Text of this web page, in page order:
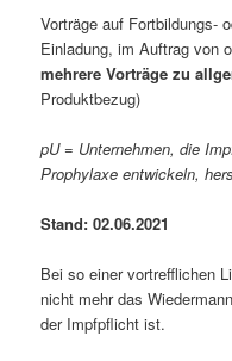
Vorträge auf Fortbildungs-
Einladung, im Auftrag von
mehrere Vorträge zu
Produktbezug)
pU = Unternehmen, die
Prophylaxe entwickeln,
Stand: 02.06.2021
Bei so einer vortrefflichen
nicht mehr das
der Impfpflicht ist.